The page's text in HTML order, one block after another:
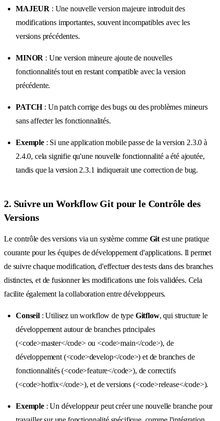
MAJEUR : Une nouvelle version majeure introduit des
modifications importantes, souvent incompatibles avec les
versions précédentes.
MINOR : Une version mineure ajoute de nouvelles
fonctionnalités tout en restant compatible avec la version
précédente.
PATCH: Un patch corrige des bugs ou des problèmes mineurs
sans affecter les fonctionnalités.
Exemple: Si une application mobile passe de la version 2.3.0 à
2.4.0, cela signifie qu'une nouvelle fonctionnalité a été ajoutée,
tandis que la version 2.3.1 indiquerait une correction de bug.
2. Suivre un Workflow Git pour le Contrôle des
Versions
Le contrôle des versions via un système comme Git est une pratique
courante pour les équipes de développement d'applications. Il permet
de suivre chaque modification, d'effectuer des tests dans des branches
distinctes, et de fusionner les modifications une fois validées. Cela
facilite également la collaboration entre développeurs.
Conseil: Utilisez un workflow de type Gitflow, qui structure le
développement autour de branches principales
(<code>master</code> ou <code>main</code>), de
développement (<code>develop</code>) et de branches de
fonctionnalités (<code>feature</code>), de correctifs
(<code>hotfix</code>), et de versions (<code>release</code>).
Exemple: Un développeur peut créer une nouvelle branche pour